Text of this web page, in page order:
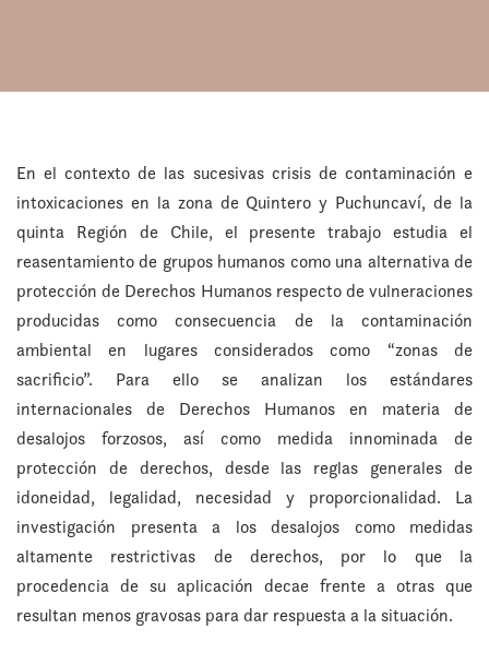
En el contexto de las sucesivas crisis de contaminación e
intoxicaciones en la zona de Quintero y Puchuncaví, de la
quinta Región de Chile, el presente trabajo estudia el
reasentamiento de grupos humanos como una alternativa de
protección de Derechos Humanos respecto de vulneraciones
producidas como consecuencia de la contaminación
ambiental en lugares considerados como “zonas de
sacrificio”. Para ello se analizan los estándares
internacionales de Derechos Humanos en materia de
desalojos forzosos, así como medida innominada de
protección de derechos, desde las reglas generales de
idoneidad, legalidad, necesidad y proporcionalidad. La
investigación presenta a los desalojos como medidas
altamente restrictivas de derechos, por lo que la
procedencia de su aplicación decae frente a otras que
resultan menos gravosas para dar respuesta a la situación.